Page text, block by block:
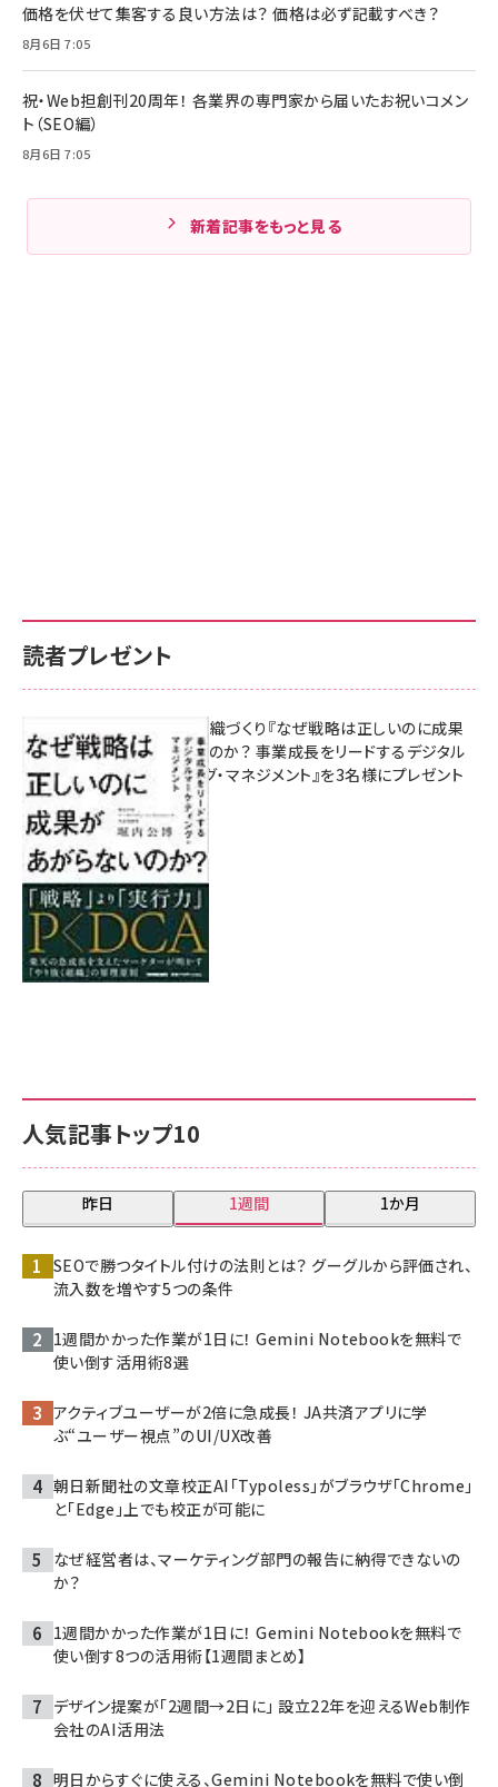
価格を伏せて集客する良い方法は？ 価格は必ず記載すべき？
8月6日 7:05
祝・Web担創刊20周年！ 各業界の専門家から届いたお祝いコメン
ト（SEO編）
8月6日 7:05
新着記事をもっと見る
人気記事トップ10
昨日 1週間 1か月
SEOで勝つタイトル付けの法則とは？ グーグルから評価され、
流入数を増やす5つの条件
1週間かかった作業が1日に！ Gemini Notebookを無料で
使い倒す活用術8選
アクティブユーザーが2倍に急成長！ JA共済アプリに学
ぶ“ユーザー視点”のUI/UX改善
朝日新聞社の文章校正AI「Typoless」がブラウザ「Chrome」
と「Edge」上でも校正が可能に
なぜ経営者は、マーケティング部門の報告に納得できないの
か？
1週間かかった作業が1日に！ Gemini Notebookを無料で
使い倒す8つの活用術【1週間まとめ】
デザイン提案が「2週間→2日に」 設立22年を迎えるWeb制作
会社のAI活用法
明日からすぐに使える、Gemini Notebookを無料で使い倒
読者プレゼント
成果を生む組織づくり『なぜ戦略は正しいのに成果
があがらないのか？ 事業成長をリードするデジタル
マーケティング・マネジメント』を3名様にプレゼント
8月7日 10:00